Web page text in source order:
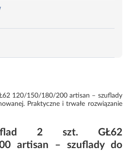
120/150/180/200 artisan – szuflady
Praktyczne i trwałe rozwiązanie
2 szt. GŁ62
artisan – szuflady do